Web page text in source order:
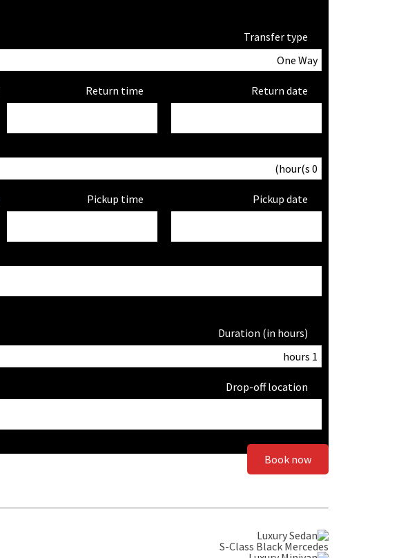
Transfer type
Return date
Return time
Pickup date
Pickup time
Duration (in hours)
Drop-off location
Book now
S-Class Black Mercedes